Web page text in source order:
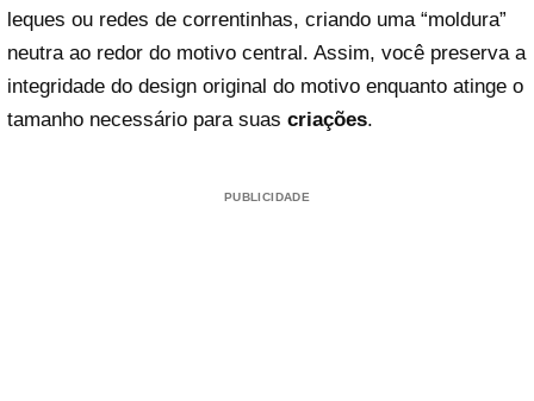
leques ou redes de correntinhas, criando uma “moldura”
neutra ao redor do motivo central. Assim, você preserva a
integridade do design original do motivo enquanto atinge o
tamanho necessário para suas criações.
PUBLICIDADE